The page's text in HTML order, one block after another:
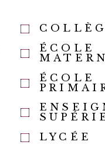
ÉCOLE
ÉCOLE
LYCÉE